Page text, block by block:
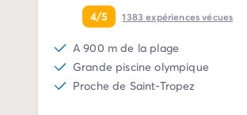
Camping Aveyron
Camping Millau
Camping Gers
Camping Lot
Camping Lot-et-Garonne
4/5 1383expériences vécues
A 900 m de la plage
Grande piscine olympique
Proche de Saint-Tropez